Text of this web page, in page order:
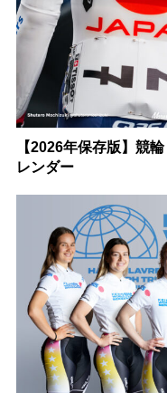
【2026年保存版】競
レンダー